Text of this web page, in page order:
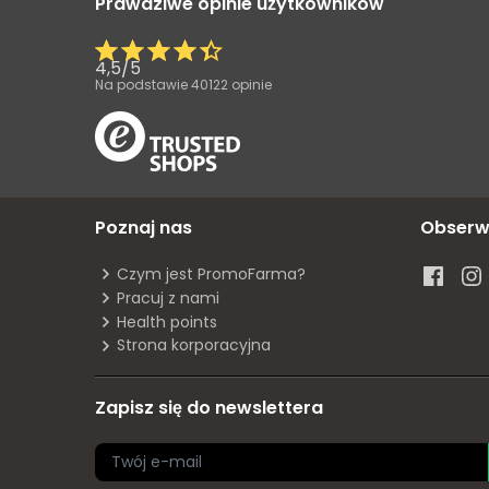
4,5/5
Na podstawie40122 opinie
Poznaj nas
Czym jest PromoFarma?
Pracuj z nami
Health points
Strona korporacyjna
Zapisz się do newslettera